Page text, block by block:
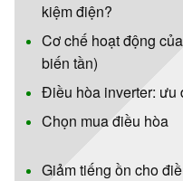
kiệm điện?
Cơ chế hoạt động
biến tần)
Điều hòa inverter: ưu
Chọn mua điều hòa
Giảm tiếng ồn cho